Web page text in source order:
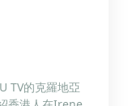
TV的克羅地亞